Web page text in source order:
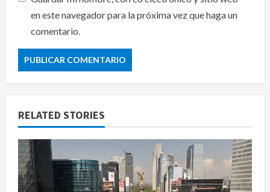
en este navegador para la próxima vez que haga un
comentario.
RELATED STORIES